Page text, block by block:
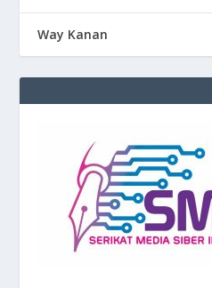
Way Kanan